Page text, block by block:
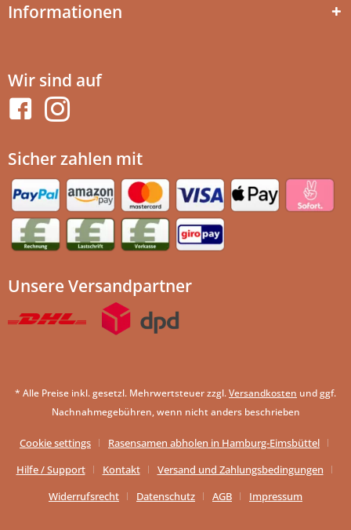
Informationen
Wir sind auf
Sicher zahlen mit
Unsere Versandpartner
* Alle Preise inkl. gesetzl. Mehrwertsteuer zzgl.Versandkosten und ggf.
Nachnahmegebühren, wenn nicht anders beschrieben
Cookie settings
Rasensamen abholen in Hamburg-Eimsbüttel
Hilfe / Support
Kontakt
Versand und Zahlungsbedingungen
Widerrufsrecht
Datenschutz AGB Impressum